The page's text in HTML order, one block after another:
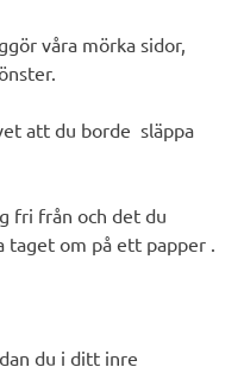
våra mörka sidor,
att du borde släppa
fri från och det du
om på ett papper .
du i ditt inre